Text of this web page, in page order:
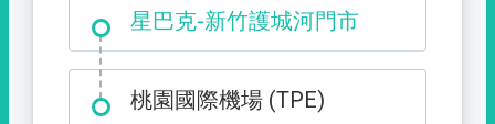
星巴克-新竹護城河門市
大霸尖山登山口
桃園國際機場 (TPE)